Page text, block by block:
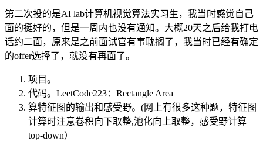
第二次投的是AI lab计算机视觉算法实习生，我当时感觉自己
面的挺好的，但是一周内也没有通知。大概20天之后给我打电
话约二面，原来是之前面试官有事耽搁了，我当时已经有确定
的offer选择了，就没有再面了。
项目。
代码。LeetCode223：Rectangle Area
算特征图的输出和感受野。(网上有很多这种题，特征图
计算时注意卷积向下取整,池化向上取整，感受野计算
top-down）